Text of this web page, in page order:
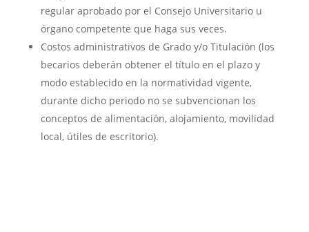
regular aprobado por el Consejo Universitario u
órgano competente que haga sus veces.
Costos administrativos de Grado y/o Titulación (los
becarios deberán obtener el título en el plazo y
modo establecido en la normatividad vigente,
durante dicho periodo no se subvencionan los
conceptos de alimentación, alojamiento, movilidad
local, útiles de escritorio).